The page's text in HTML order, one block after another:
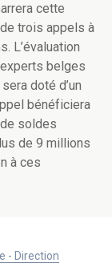
cette
trois appels à
L’évaluation
belges
doté d’un
bénéficiera
soldes
de 9 millions
à ces
- Direction